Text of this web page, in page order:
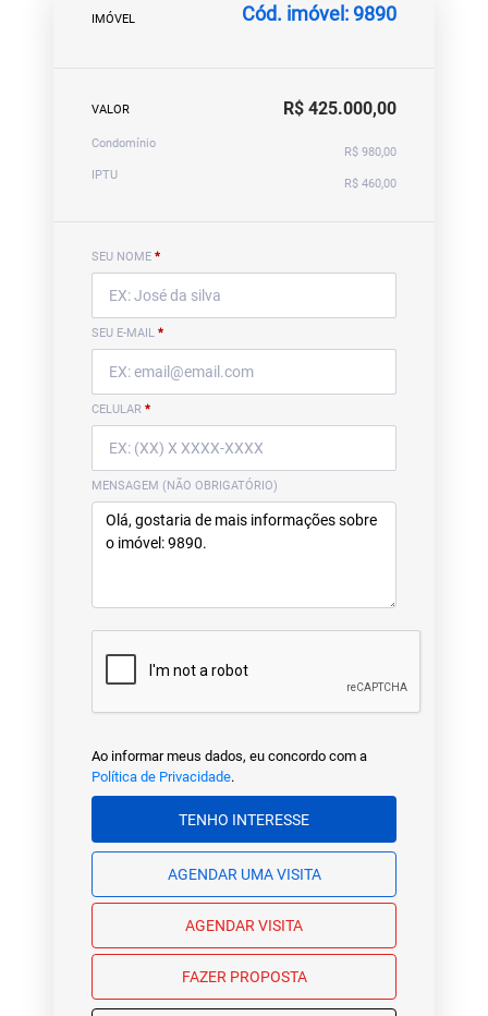
IMÓVEL Cód. imóvel: 9890
VALOR R$ 425.000,00
Condomínio
R$ 980,00
IPTU
R$ 460,00
SEU NOME *
SEU E-MAIL *
CELULAR *
MENSAGEM (NÃO OBRIGATÓRIO)
Ao informar meus dados, eu concordo com a
Política de Privacidade.
TENHO INTERESSE
AGENDAR UMA VISITA
AGENDAR VISITA
FAZER PROPOSTA